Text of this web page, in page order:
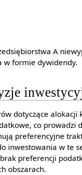
A
w formie dywidendy.
dotyczące alokacji
co prowadzi
preferencyjne
inwestowania w te
preferencji
obszarach.